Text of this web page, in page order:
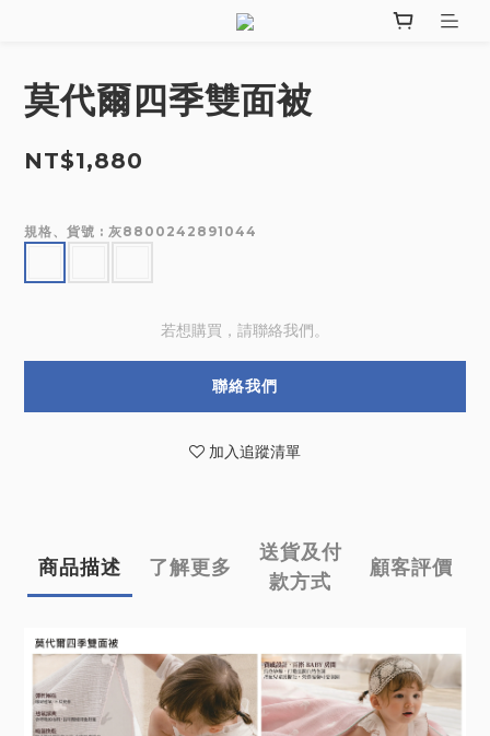
莫代爾四季雙面被
NT$1,880
規格、貨號 : 灰8800242891044
若想購買，請聯絡我們。
聯絡我們
加入追蹤清單
商品描述 了解更多
送貨及付
款方式
顧客評價